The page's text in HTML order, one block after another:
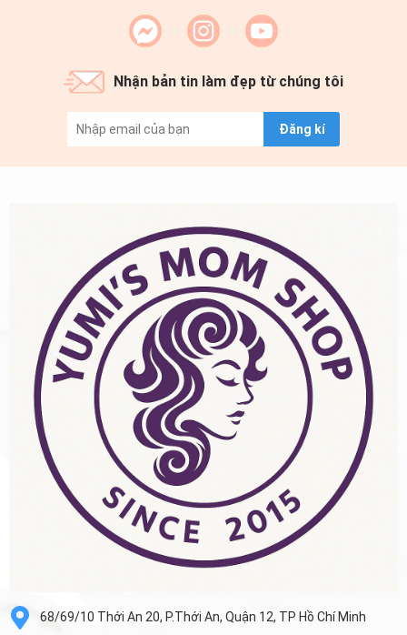
Nhận bản tin làm đẹp từ chúng tôi
Đăng kí
68/69/10 Thới An 20, P.Thới An, Quận 12, TP Hồ Chí Minh